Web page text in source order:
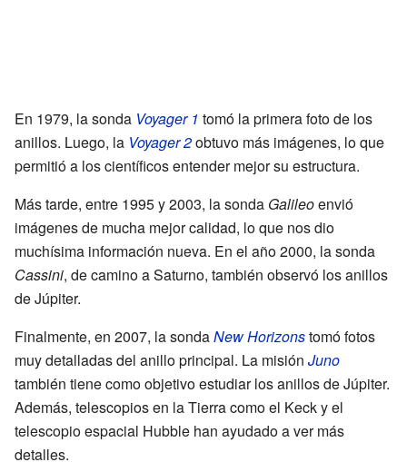
En 1979, la sonda Voyager 1 tomó la primera foto de los
anillos. Luego, la Voyager 2obtuvo más imágenes, lo que
permitió a los científicos entender mejor su estructura.
Más tarde, entre 1995 y 2003, la sonda Galileoenvió
imágenes de mucha mejor calidad, lo que nos dio
muchísima información nueva. En el año 2000, la sonda
Cassini, de camino a Saturno, también observó los anillos
de Júpiter.
Finalmente, en 2007, la sondaNew Horizonstomó fotos
muy detalladas del anillo principal. La misión Juno
también tiene como objetivo estudiar los anillos de Júpiter.
Además, telescopios en la Tierra como el Keck y el
telescopio espacial Hubble han ayudado a ver más
detalles.